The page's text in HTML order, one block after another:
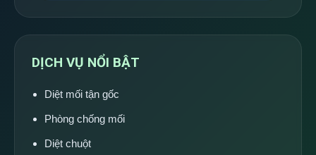
DỊCH VỤ NỔI BẬT
Diệt mối tận gốc
Phòng chống mối
Diệt chuột